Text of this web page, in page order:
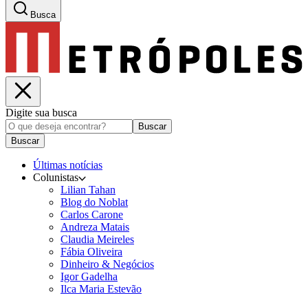
Busca
Digite sua busca
Buscar
Buscar
Últimas notícias
Colunistas
Lilian Tahan
Blog do Noblat
Carlos Carone
Andreza Matais
Claudia Meireles
Fábia Oliveira
Dinheiro & Negócios
Igor Gadelha
Ilca Maria Estevão